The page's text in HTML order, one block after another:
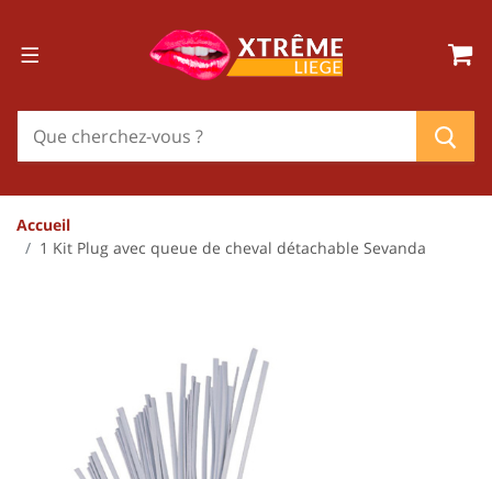
Accueil
1 Kit Plug avec queue de cheval détachable Sevanda